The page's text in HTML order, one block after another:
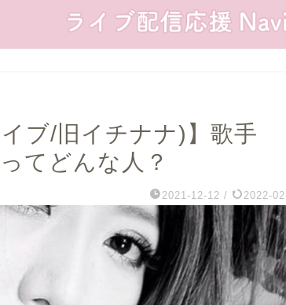
ブ/旧イチナナ)】歌手
てどんな人？
2021-12-12 / 2022-